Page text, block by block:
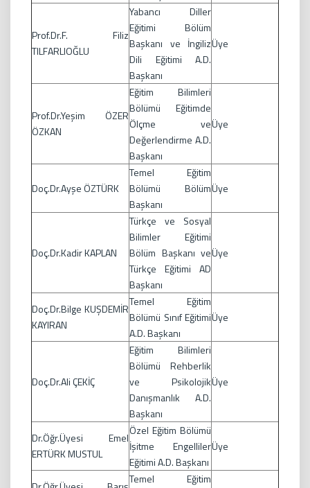
Prof.Dr.F. Filiz
TILFARLIOĞLU
Yabancı Diller
Eğitimi Bölüm
Başkanı ve İngiliz
Dili Eğitimi A.D.
Başkanı
Üye
Prof.Dr.Yeşim ÖZER
ÖZKAN
Eğitim Bilimleri
Bölümü Eğitimde
Ölçme ve
Değerlendirme A.D.
Başkanı
Üye
Doç.Dr.Ayşe ÖZTÜRK
Temel Eğitim
Bölümü Bölüm
Başkanı
Üye
Doç.Dr.Kadir KAPLAN
Türkçe ve Sosyal
Bilimler Eğitimi
Bölüm Başkanı ve
Türkçe Eğitimi AD
Başkanı
Üye
Doç.Dr.Bilge KUŞDEMİR
KAYIRAN
Temel Eğitim
Bölümü Sınıf Eğitimi
A.D. Başkanı
Üye
Doç.Dr.Ali ÇEKİÇ
Eğitim Bilimleri
Bölümü Rehberlik
ve Psikolojik
Danışmanlık A.D.
Başkanı
Üye
Dr.Öğr.Üyesi Emel
ERTÜRK MUSTUL
Özel Eğitim Bölümü
İşitme Engelliler
Eğitimi A.D. Başkanı
Üye
Temel Eğitim